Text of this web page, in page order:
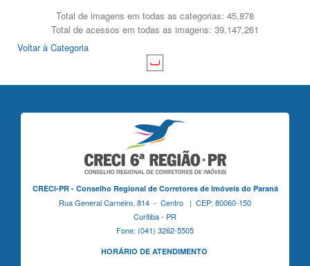
Total de imagens em todas as categorias: 45,878
Total de acessos em todas as imagens: 39,147,261
Voltar à Categoria
CRECI-PR - Conselho Regional de Corretores de Imóveis do Paraná
Rua General Carneiro, 814 - Centro | CEP: 80060-150
Curitiba - PR
Fone: (041) 3262-5505
HORÁRIO DE ATENDIMENTO